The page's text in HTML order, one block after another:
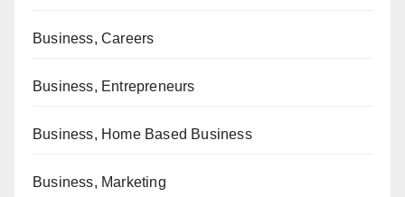
Business, Careers
Business, Entrepreneurs
Business, Home Based Business
Business, Marketing